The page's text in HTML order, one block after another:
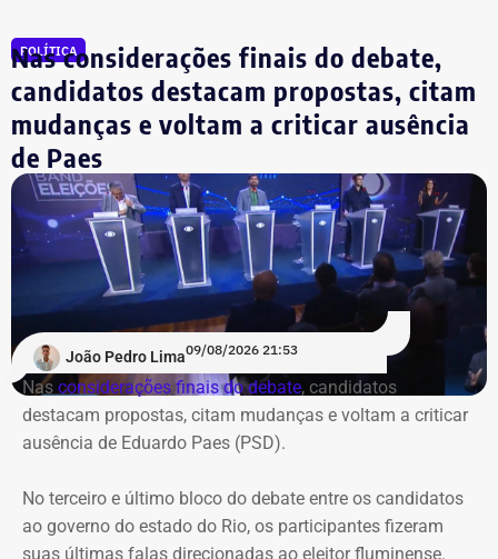
houve os confrontos diretos.
No segundo, os participantes responderam a
perguntas
feitas por jornalistas, a partir de temas previamente
contextualizados, seguido de mais uma rodada de
perguntas diretas. Vale destacar que nas duas rodadas
em que os candidatos se questionavam, os postulantes
ao Palácio Guanabara seguiram a mesma ordem de
quem pergunta a quem.
Pela ordem das perguntas entre si, a impressão foi de que
os candidatos evitaram direcionar questionamentos a
Garotinho, enquanto Douglas Ruas e André Marinho
protagonizaram uma espécie de dobradinha, utilizando
suas perguntas para abrir espaço para o outro apresentar
foi reservado às considerações finais.
POLÍTICA
Nas considerações finais do debate,
candidatos destacam propostas, citam
mudanças e voltam a criticar ausência
de Paes
João Pedro Lima09/08/2026 21:53
Nas considerações finais do debate, candidatos
destacam propostas, citam mudanças e voltam a criticar
ausência de Eduardo Paes (PSD).
No terceiro e último bloco do debate entre os candidatos
ao governo do estado do Rio, os participantes fizeram
suas últimas falas direcionadas ao eleitor fluminense.